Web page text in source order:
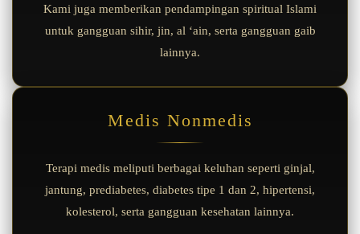
Kami juga memberikan pendampingan spiritual Islami
untuk gangguan sihir, jin, al ‘ain, serta gangguan gaib
lainnya.
Medis Nonmedis
Terapi medis meliputi berbagai keluhan seperti ginjal,
jantung, prediabetes, diabetes tipe 1 dan 2, hipertensi,
kolesterol, serta gangguan kesehatan lainnya.